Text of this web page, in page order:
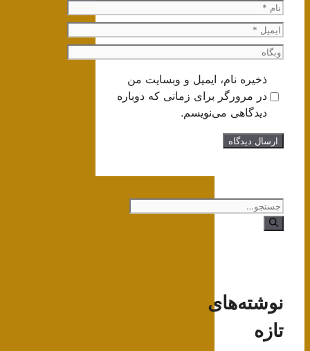
نام
ایمیل
وبگاه
ذخیره نام، ایمیل و وبسایت من
در مرورگر برای زمانی که دوباره
دیدگاهی می‌نویسم.
جستجوی
نوشته‌های
تازه